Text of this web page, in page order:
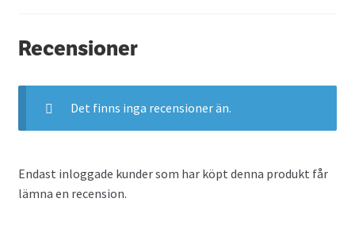
Recensioner
Det finns inga recensioner än.
Endast inloggade kunder som har köpt denna produkt får
lämna en recension.